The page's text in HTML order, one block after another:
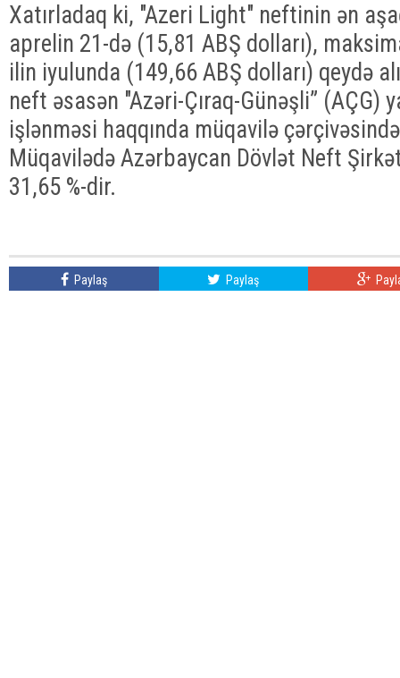
Xatırladaq ki, "Azeri Light" neftinin ən
aprelin 21-də (15,81 ABŞ dolları),
ilin iyulunda (149,66 ABŞ dolları) qeydə
neft əsasən "Azəri-Çıraq-Günəşli” (AÇG)
işlənməsi haqqında müqavilə
Müqavilədə Azərbaycan Dövlət Neft
31,65 %-dir.
Paylaş Paylaş